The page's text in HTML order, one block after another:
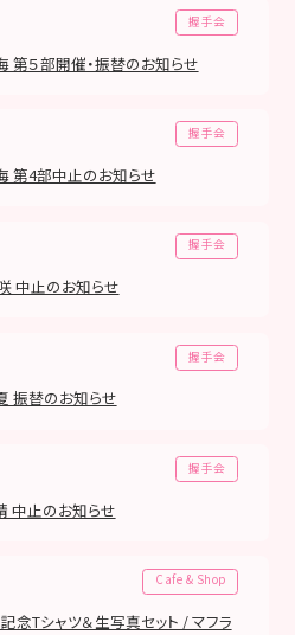
握手会
第５部開催・振替のお知らせ
握手会
第4部中止のお知らせ
握手会
中止のお知らせ
握手会
振替のお知らせ
握手会
中止のお知らせ
Cafe & Shop
念Tシャツ＆生写真セット / マフラ